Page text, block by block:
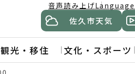
音声読み上げLanguage
佐久市天気
観光・移住 文化・スポーツ